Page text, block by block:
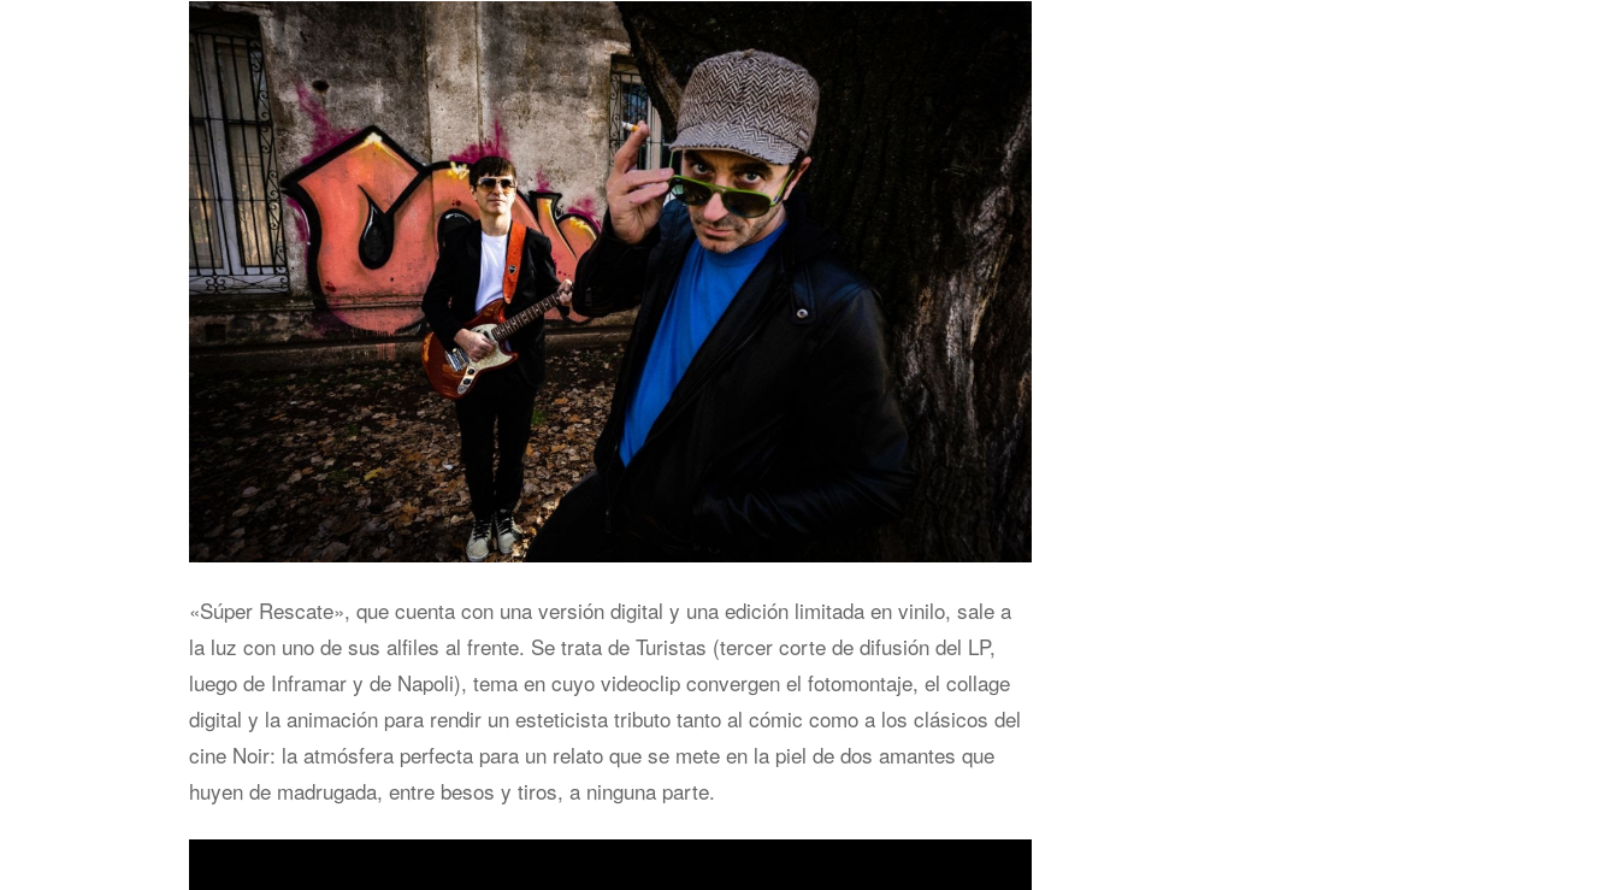
«Súper Rescate», que cuenta con una versión digital y una edición limitada en vinilo, sale a
la luz con uno de sus alfiles al frente. Se trata de Turistas (tercer corte de difusión del LP,
luego de Inframar y de Napoli), tema en cuyo videoclip convergen el fotomontaje, el collage
digital y la animación para rendir un esteticista tributo tanto al cómic como a los clásicos del
cine Noir: la atmósfera perfecta para un relato que se mete en la piel de dos amantes que
huyen de madrugada, entre besos y tiros, a ninguna parte.